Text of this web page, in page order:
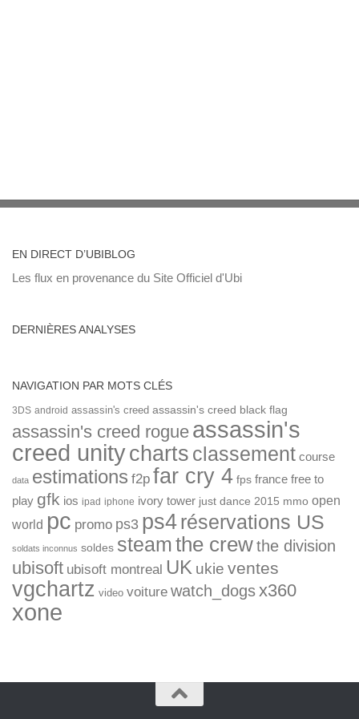
EN DIRECT D’UBIBLOG
Les flux en provenance du Site Officiel d'Ubi
DERNIÈRES ANALYSES
NAVIGATION PAR MOTS CLÉS
3DS android assassin's creed assassin's creed black flag
assassin's creed rogue assassin's
creed unitycharts classement course
data estimations f2p far cry 4 fps france free to
play gfk ios ipad iphone ivory tower just dance 2015 mmo open
world pc promo ps3 ps4réservations US
soldats inconnus soldes steamthe crewthe division
ubisoft ubisoft montreal UK ukie ventes
vgchartz video voiture watch_dogsx360
xone